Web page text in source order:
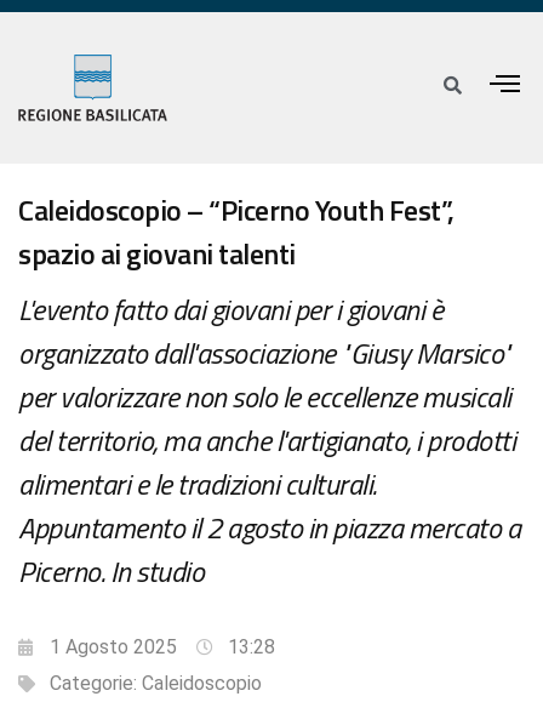
Caleidoscopio – “Picerno Youth Fest”,
spazio ai giovani talenti
L'evento fatto dai giovani per i giovani è
organizzato dall'associazione "Giusy Marsico"
per valorizzare non solo le eccellenze musicali
del territorio, ma anche l'artigianato, i prodotti
alimentari e le tradizioni culturali.
Appuntamento il 2 agosto in piazza mercato a
Picerno. In studio
1 Agosto 2025
13:28
Categorie: Caleidoscopio